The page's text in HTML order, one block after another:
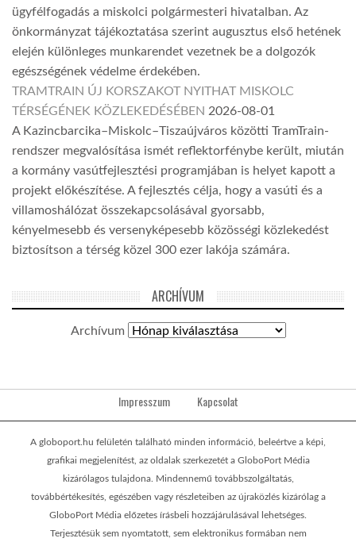
ügyfélfogadás a miskolci polgármesteri hivatalban. Az
önkormányzat tájékoztatása szerint augusztus első hetének
elején különleges munkarendet vezetnek be a dolgozók
egészségének védelme érdekében.
TRAMTRAIN ÚJ KORSZAKOT NYITHAT MISKOLC
TÉRSÉGÉNEK KÖZLEKEDÉSÉBEN 2026-08-01
A Kazincbarcika–Miskolc–Tiszaújváros közötti TramTrain-
rendszer megvalósítása ismét reflektorfénybe került, miután
a kormány vasútfejlesztési programjában is helyet kapott a
projekt előkészítése. A fejlesztés célja, hogy a vasúti és a
villamoshálózat összekapcsolásával gyorsabb,
kényelmesebb és versenyképesebb közösségi közlekedést
biztosítson a térség közel 300 ezer lakója számára.
ARCHÍVUM
Archívum
Impresszum Kapcsolat
A globoport.hu felületén található minden információ, beleértve a képi,
grafikai megjelenítést, az oldalak szerkezetét a GloboPort Média
kizárólagos tulajdona. Mindennemű továbbszolgáltatás,
továbbértékesítés, egészében vagy részleteiben az újraközlés kizárólag a
GloboPort Média előzetes írásbeli hozzájárulásával lehetséges.
Terjesztésük sem nyomtatott, sem elektronikus formában nem